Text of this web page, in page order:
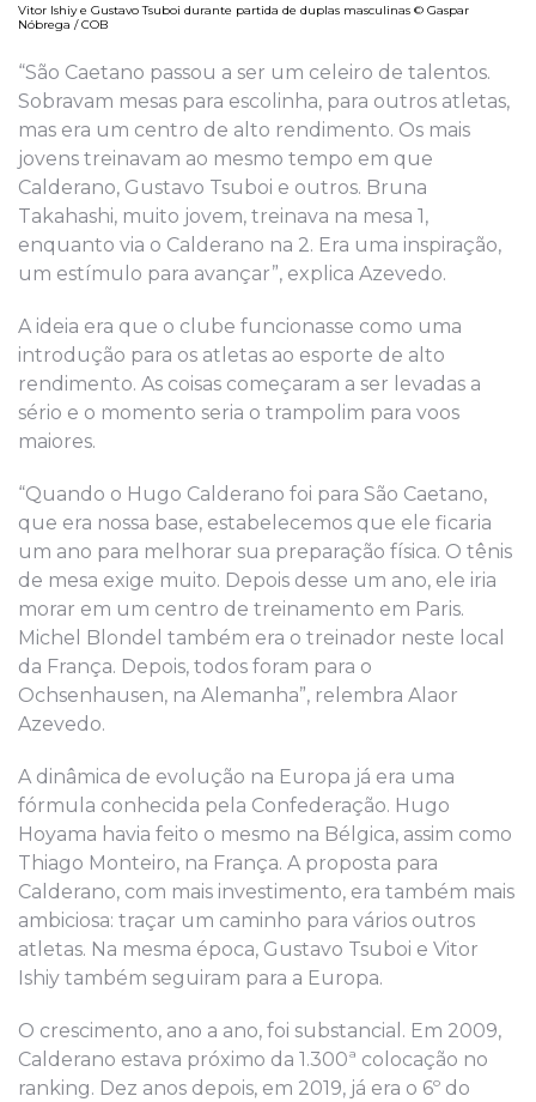
Vitor Ishiy e Gustavo Tsuboi durante partida de duplas masculinas © Gaspar
Nóbrega / COB
“São Caetano passou a ser um celeiro de talentos.
Sobravam mesas para escolinha, para outros atletas,
mas era um centro de alto rendimento. Os mais
jovens treinavam ao mesmo tempo em que
Calderano, Gustavo Tsuboi e outros. Bruna
Takahashi, muito jovem, treinava na mesa 1,
enquanto via o Calderano na 2. Era uma inspiração,
um estímulo para avançar”, explica Azevedo.
A ideia era que o clube funcionasse como uma
introdução para os atletas ao esporte de alto
rendimento. As coisas começaram a ser levadas a
sério e o momento seria o trampolim para voos
maiores.
“Quando o Hugo Calderano foi para São Caetano,
que era nossa base, estabelecemos que ele ficaria
um ano para melhorar sua preparação física. O tênis
de mesa exige muito. Depois desse um ano, ele iria
morar em um centro de treinamento em Paris.
Michel Blondel também era o treinador neste local
da França. Depois, todos foram para o
Ochsenhausen, na Alemanha”, relembra Alaor
Azevedo.
A dinâmica de evolução na Europa já era uma
fórmula conhecida pela Confederação. Hugo
Hoyama havia feito o mesmo na Bélgica, assim como
Thiago Monteiro, na França. A proposta para
Calderano, com mais investimento, era também mais
ambiciosa: traçar um caminho para vários outros
atletas. Na mesma época, Gustavo Tsuboi e Vitor
Ishiy também seguiram para a Europa.
O crescimento, ano a ano, foi substancial. Em 2009,
Calderano estava próximo da 1.300ª colocação no
ranking. Dez anos depois, em 2019, já era o 6º do